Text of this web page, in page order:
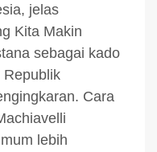
jelas
Kita Makin
sebagai kado
Republik
Cara
lebih